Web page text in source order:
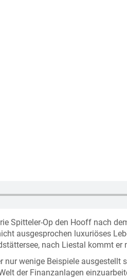
Spitteler-Op den Hooff nach
ausgesprochen luxuriöses
nach Liestal kommt er
nur wenige Beispiele ausgestellt
der Finanzanlagen